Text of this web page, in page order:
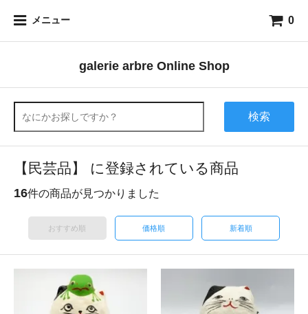
メニュー 0
galerie arbre Online Shop
検索
【民芸品】 に登録されている商品
16件の商品が見つかりました
おすすめ順 価格順 新着順